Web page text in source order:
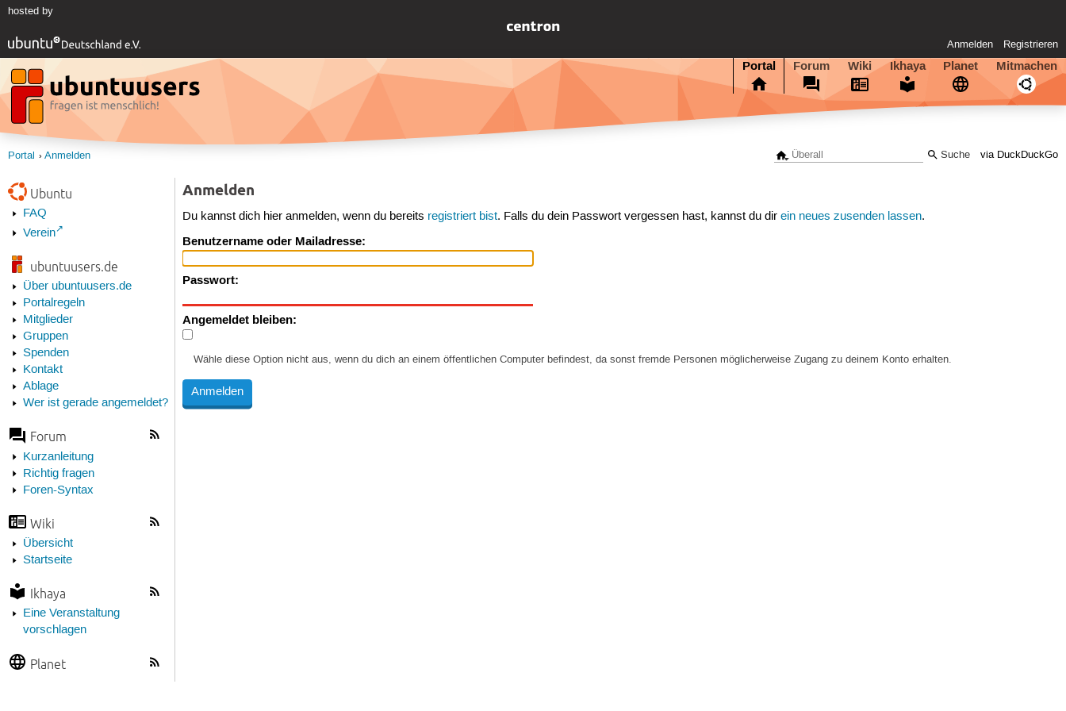
hosted by
Anmelden Registrieren
Portal Forum Wiki Ikhaya Planet Mitmachen
via DuckDuckGo
Portal Anmelden
Ubuntu
FAQ
Verein
ubuntuusers.de
Über ubuntuusers.de
Portalregeln
Mitglieder
Gruppen
Spenden
Kontakt
Ablage
Wer ist gerade angemeldet?
Forum
Kurzanleitung
Richtig fragen
Foren-Syntax
Wiki
Übersicht
Startseite
Ikhaya
Eine Veranstaltung
vorschlagen
Planet
Anmelden
Du kannst dich hier anmelden, wenn du bereits registriert bist. Falls du dein Passwort vergessen hast, kannst du direin neues zusenden lassen.
Benutzername oder Mailadresse:
Passwort:
Angemeldet bleiben:
Wähle diese Option nicht aus, wenn du dich an einem öffentlichen Computer befindest, da sonst fremde Personen möglicherweise Zugang zu deinem Konto erhalten.